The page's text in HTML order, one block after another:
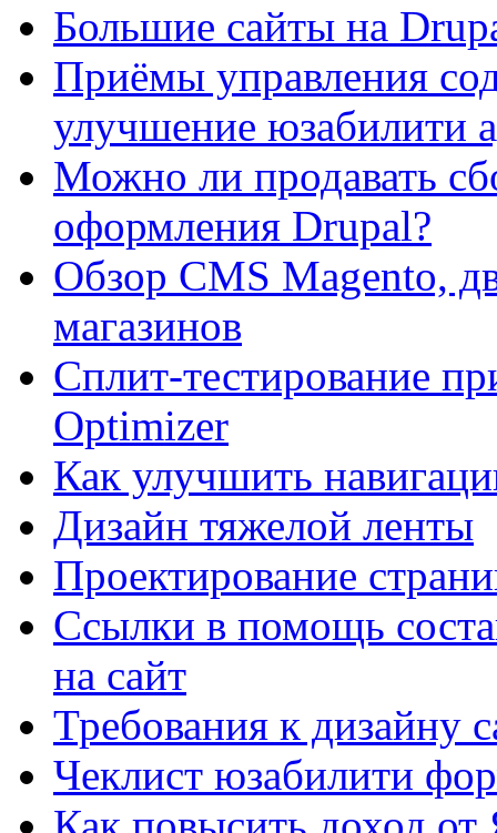
Большие сайты на
Приёмы управления
улучшение юзабилити
Можно ли продавать
оформления Drupal?
Обзор CMS Magento,
магазинов
Сплит-тестирование
Optimizer
Как улучшить
Дизайн тяжелой ленты
Проектирование
Ссылки в помощь
на сайт
Требования к дизайну
Чеклист юзабилити